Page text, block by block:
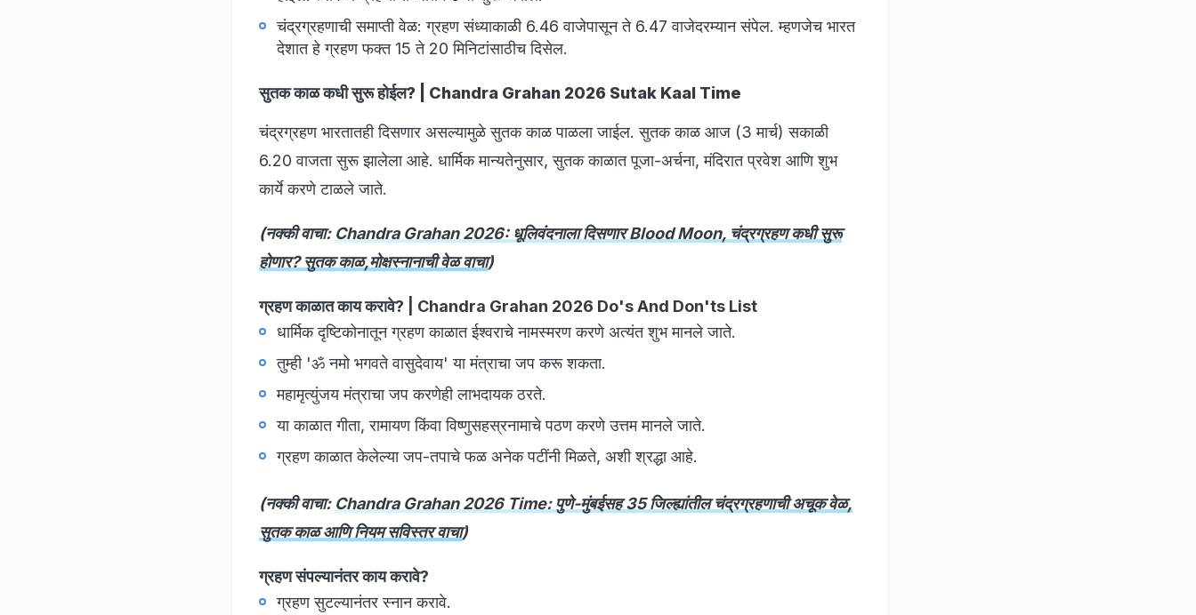
चंद्रग्रहणाची समाप्ती वेळ: ग्रहण संध्याकाळी 6.46 वाजेपासून ते 6.47 वाजेदरम्यान संपेल. म्हणजेच भारत
देशात हे ग्रहण फक्त 15 ते 20 मिनिटांसाठीच दिसेल.
सुतक काळ कधी सुरू होईल? | Chandra Grahan 2026 Sutak Kaal Time
चंद्रग्रहण भारतातही दिसणार असल्यामुळे सुतक काळ पाळला जाईल. सुतक काळ आज (3 मार्च) सकाळी
6.20 वाजता सुरू झालेला आहे. धार्मिक मान्यतेनुसार, सुतक काळात पूजा-अर्चना, मंदिरात प्रवेश आणि शुभ
कार्ये करणे टाळले जाते.
(नक्की वाचा: Chandra Grahan 2026: धूलिवंदनाला दिसणार Blood Moon, चंद्रग्रहण कधी सुरू
होणार? सुतक काळ,मोक्षस्नानाची वेळ वाचा)
ग्रहण काळात काय करावे? | Chandra Grahan 2026 Do's And Don'ts List
धार्मिक दृष्टिकोनातून ग्रहण काळात ईश्वराचे नामस्मरण करणे अत्यंत शुभ मानले जाते.
तुम्ही 'ॐ नमो भगवते वासुदेवाय' या मंत्राचा जप करू शकता.
महामृत्युंजय मंत्राचा जप करणेही लाभदायक ठरते.
या काळात गीता, रामायण किंवा विष्णुसहस्रनामाचे पठण करणे उत्तम मानले जाते.
ग्रहण काळात केलेल्या जप-तपाचे फळ अनेक पटींनी मिळते, अशी श्रद्धा आहे.
(नक्की वाचा: Chandra Grahan 2026 Time: पुणे-मुंबईसह 35 जिल्ह्यांतील चंद्रग्रहणाची अचूक वेळ,
सुतक काळ आणि नियम सविस्तर वाचा)
ग्रहण संपल्यानंतर काय करावे?
ग्रहण सुटल्यानंतर स्नान करावे.